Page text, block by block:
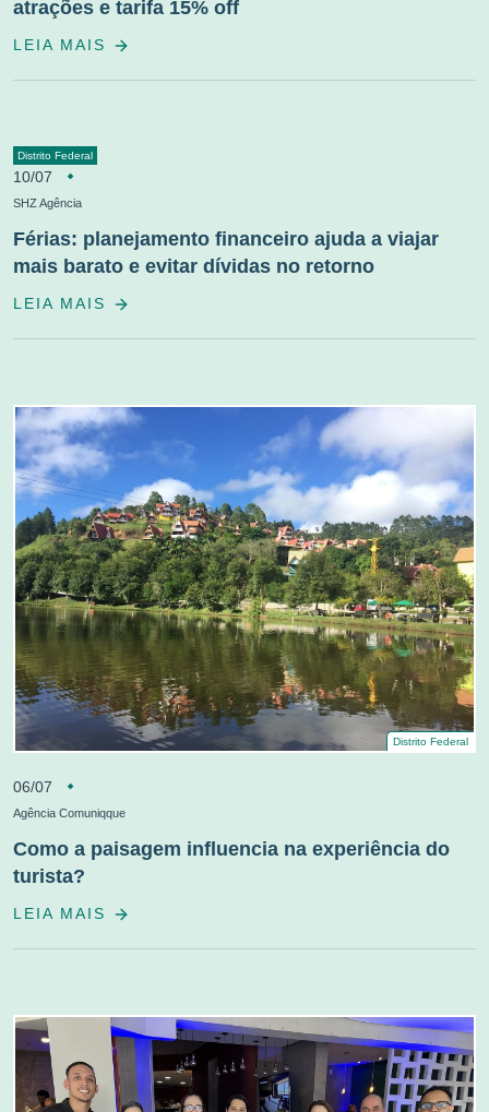
atrações e tarifa 15% off
LEIA MAIS
Distrito Federal
10/07
SHZ Agência
Férias: planejamento financeiro ajuda a viajar
mais barato e evitar dívidas no retorno
LEIA MAIS
Distrito Federal
06/07
Agência Comuniqque
Como a paisagem influencia na experiência do
turista?
LEIA MAIS